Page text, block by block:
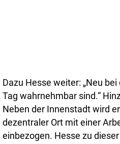
Dazu Hesse weiter: „Neu
Tag wahrnehmbar sind.“
Neben der Innenstadt wird
dezentraler Ort mit einer
einbezogen. Hesse zu